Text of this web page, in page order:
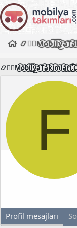
F
Profil mesajları